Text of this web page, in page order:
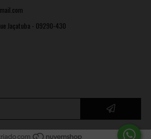
Jaçatuba - 09290-430